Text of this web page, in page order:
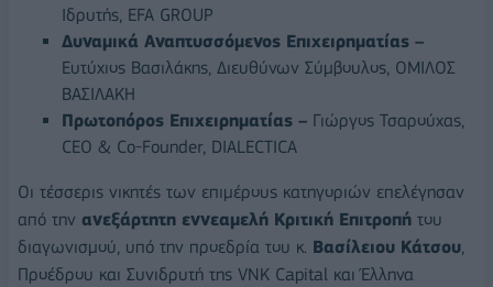
Ιδρυτής, EFA GROUP
Δυναμικά Αναπτυσσόμενος Επιχειρηματίας –
Ευτύχιος Βασιλάκης, Διευθύνων Σύμβουλος, ΟΜΙΛΟΣ
ΒΑΣΙΛΑΚΗ
Πρωτοπόρος Επιχειρηματίας – Γιώργος Τσαρούχας,
CEO & Co-Founder, DIALECTICA
Οι τέσσερις νικητές των επιμέρους κατηγοριών επελέγησαν
από την ανεξάρτητη εννεαμελή Κριτική Επιτροπή του
διαγωνισμού, υπό την προεδρία του κ. Βασίλειου Κάτσου,
Προέδρου και Συνιδρυτή της VNK Capital και Έλληνα